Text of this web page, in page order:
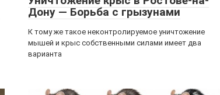
Дону — Борьба с грызунами
К тому же такое неконтролируемое уничтожение
мышей и крыс собственными силами имеет два
варианта